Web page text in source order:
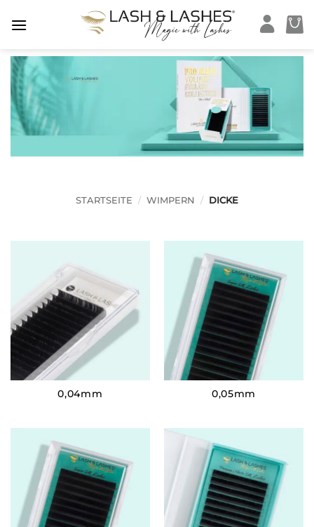
Inhalt
STARTSEITE / WIMPERN / DICKE
0,04mm 0,05mm